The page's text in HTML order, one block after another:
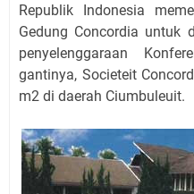
Republik Indonesia
Gedung Concordia untuk
penyelenggaraan
gantinya, Societeit
m2 di daerah Ciumbuleuit.